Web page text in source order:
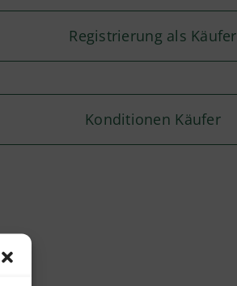
Registrierung als Käufer
Konditionen Käufer